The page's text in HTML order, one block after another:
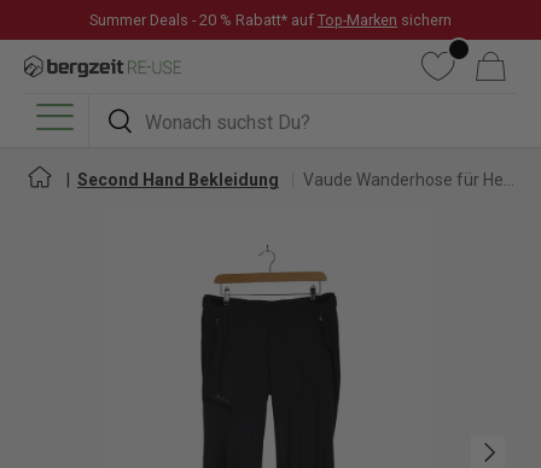
DIREKT ZUM INHALT
Summer Deals - 20 % Rabatt* auf Top-Marken sichern
Suchen
Suchen
WunschlisteWarenkorb
Menü
Second Hand Bekleidung
Nächste